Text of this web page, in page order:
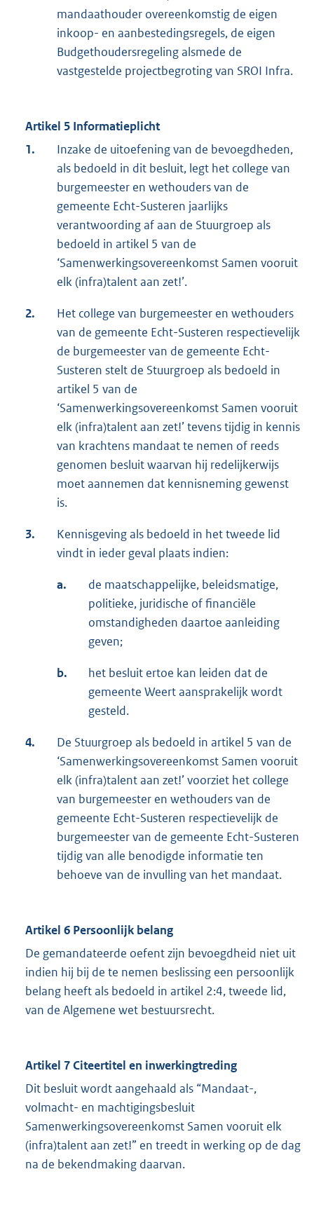
mandaathouder overeenkomstig de eigen
inkoop- en aanbestedingsregels, de eigen
Budgethoudersregeling alsmede de
vastgestelde projectbegroting van SROI Infra.
Artikel 5 Informatieplicht
1.
Inzake de uitoefening van de bevoegdheden,
als bedoeld in dit besluit, legt het college van
burgemeester en wethouders van de
gemeente Echt-Susteren jaarlijks
verantwoording af aan de Stuurgroep als
bedoeld in artikel 5 van de
‘Samenwerkingsovereenkomst Samen vooruit
elk (infra)talent aan zet!’.
2.
Het college van burgemeester en wethouders
van de gemeente Echt-Susteren respectievelijk
de burgemeester van de gemeente Echt-
Susteren stelt de Stuurgroep als bedoeld in
artikel 5 van de
‘Samenwerkingsovereenkomst Samen vooruit
elk (infra)talent aan zet!’ tevens tijdig in kennis
van krachtens mandaat te nemen of reeds
genomen besluit waarvan hij redelijkerwijs
moet aannemen dat kennisneming gewenst
is.
3.
Kennisgeving als bedoeld in het tweede lid
vindt in ieder geval plaats indien:
a.
de maatschappelijke, beleidsmatige,
politieke, juridische of financiële
omstandigheden daartoe aanleiding
geven;
b.
het besluit ertoe kan leiden dat de
gemeente Weert aansprakelijk wordt
gesteld.
4.
De Stuurgroep als bedoeld in artikel 5 van de
‘Samenwerkingsovereenkomst Samen vooruit
elk (infra)talent aan zet!’ voorziet het college
van burgemeester en wethouders van de
gemeente Echt-Susteren respectievelijk de
burgemeester van de gemeente Echt-Susteren
tijdig van alle benodigde informatie ten
behoeve van de invulling van het mandaat.
Artikel 6 Persoonlijk belang
De gemandateerde oefent zijn bevoegdheid niet uit
indien hij bij de te nemen beslissing een persoonlijk
belang heeft als bedoeld in artikel 2:4, tweede lid,
van de Algemene wet bestuursrecht.
Artikel 7 Citeertitel en inwerkingtreding
Dit besluit wordt aangehaald als “Mandaat-,
volmacht- en machtigingsbesluit
Samenwerkingsovereenkomst Samen vooruit elk
(infra)talent aan zet!” en treedt in werking op de dag
na de bekendmaking daarvan.